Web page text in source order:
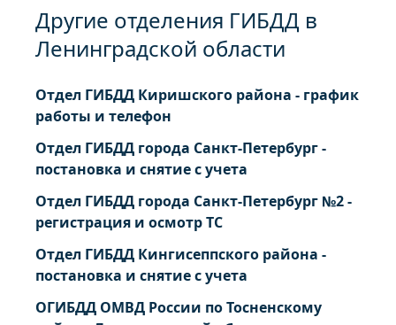
Другие отделения ГИБДД в
Ленинградской области
Отдел ГИБДД Киришского района - график
работы и телефон
Отдел ГИБДД города Санкт-Петербург -
постановка и снятие с учета
Отдел ГИБДД города Санкт-Петербург №2 -
регистрация и осмотр ТС
Отдел ГИБДД Кингисеппского района -
постановка и снятие с учета
ОГИБДД ОМВД России по Тосненскому